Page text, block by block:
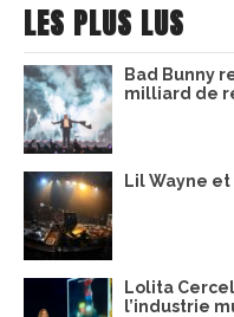
LES PLUS LUS
Bad Bunny
milliard de
Lil Wayne
Lolita
l’industrie